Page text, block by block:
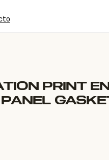
PRINT